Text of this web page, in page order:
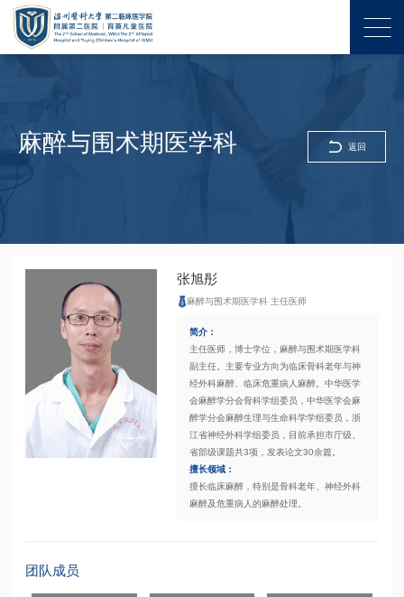
麻醉与围术期医学科 返回
张旭彤
麻醉与围术期医学科 主任医师
简介：
主任医师，博士学位，麻醉与围术期医学科
副主任。主要专业方向为临床骨科老年与神
经外科麻醉、临床危重病人麻醉。中华医学
会麻醉学分会骨科学组委员，中华医学会麻
醉学分会麻醉生理与生命科学学组委员，浙
江省神经外科学组委员，目前承担市厅级、
省部级课题共3项，发表论文30余篇。
擅长领域：
擅长临床麻醉，特别是骨科老年、神经外科
麻醉及危重病人的麻醉处理。
团队成员